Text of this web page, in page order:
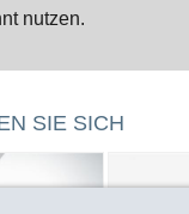
nutzen.
SIE SICH